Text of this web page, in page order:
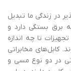
در زندگی ما تبدیل
برق بستگی دارد و
تا چه اندازه
کابل‌های مخابراتی
در دو نوع مسی و